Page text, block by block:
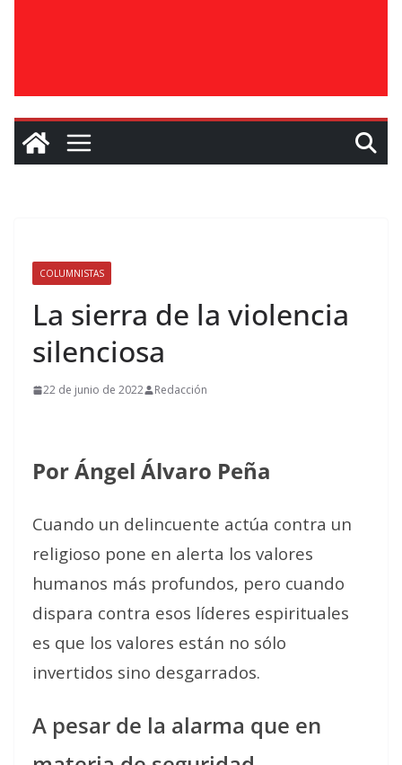
COLUMNISTAS
La sierra de la violencia
silenciosa
22 de junio de 2022 Redacción
Por Ángel Álvaro Peña
Cuando un delincuente actúa contra un
religioso pone en alerta los valores
humanos más profundos, pero cuando
dispara contra esos líderes espirituales
es que los valores están no sólo
invertidos sino desgarrados.
A pesar de la alarma que en